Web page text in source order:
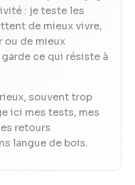
: je teste les
de mieux vivre,
ou de mieux
ce qui résiste à
souvent trop
ici mes tests, mes
retours
langue de bois.